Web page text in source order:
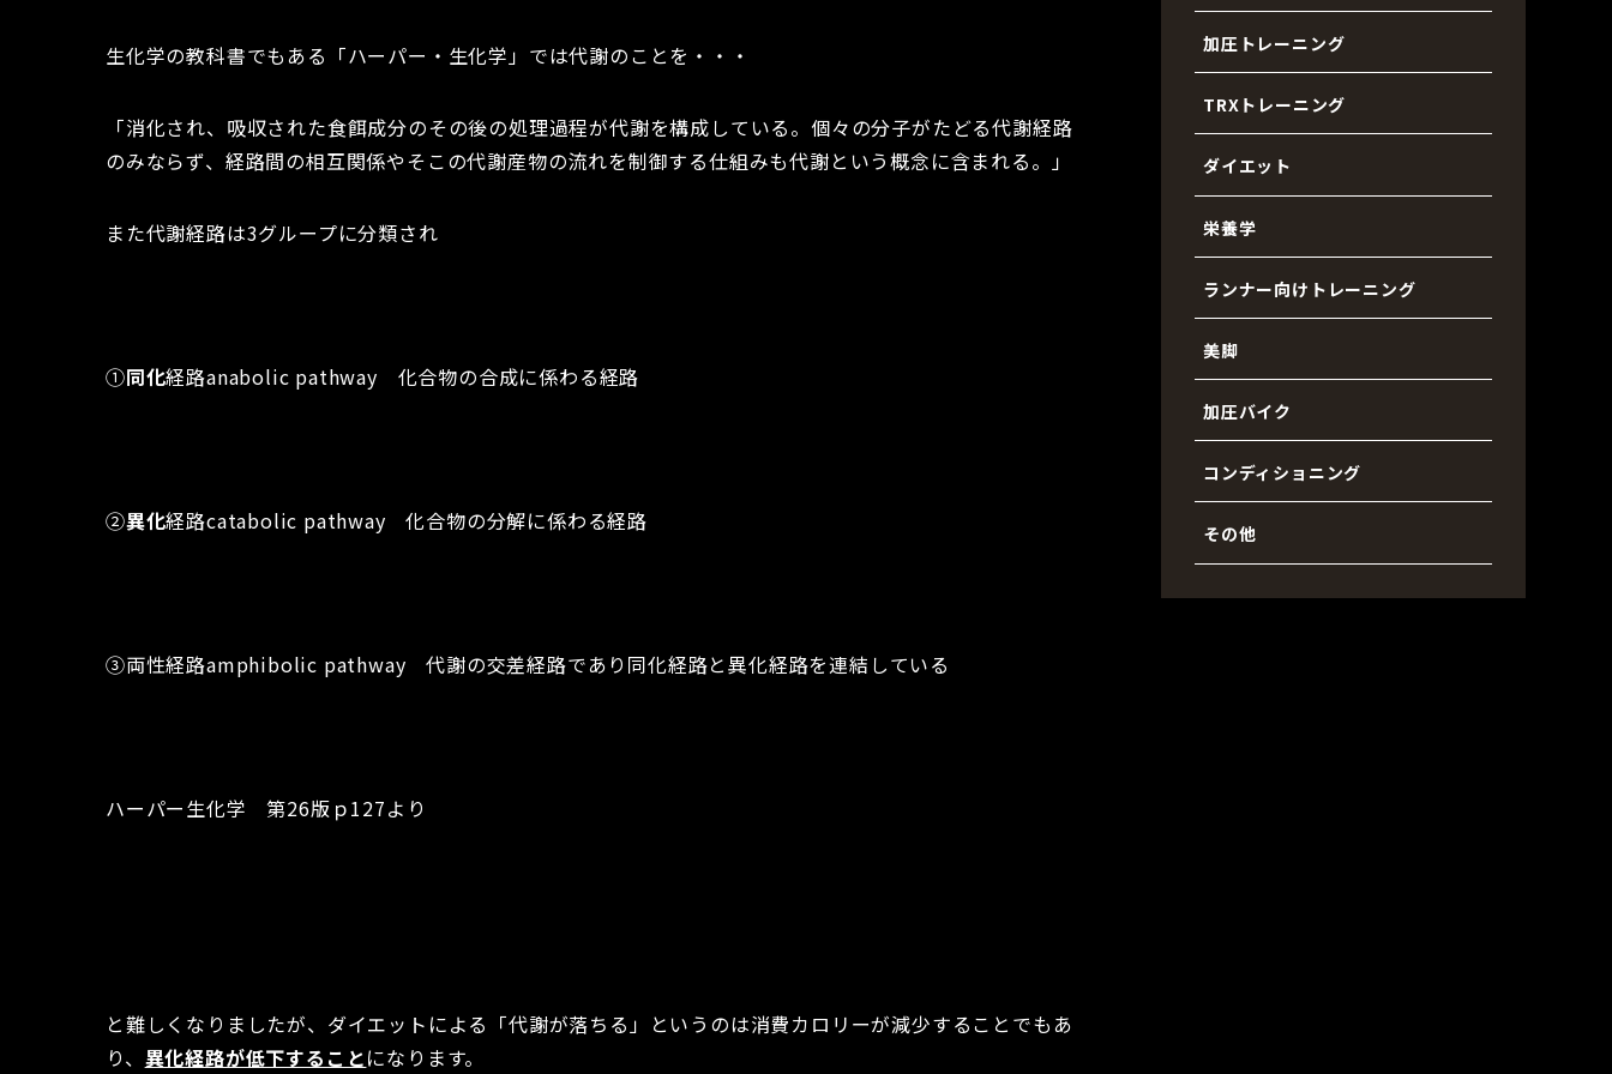
生化学の教科書でもある「ハーパー・生化学」では代謝のことを・・・
「消化され、吸収された食餌成分のその後の処理過程が代謝を構成している。個々の分子がたどる代謝経路
のみならず、経路間の相互関係やそこの代謝産物の流れを制御する仕組みも代謝という概念に含まれる。」
また代謝経路は3グループに分類され
①同化経路anabolic pathway 化合物の合成に係わる経路
②異化経路catabolic pathway 化合物の分解に係わる経路
③両性経路amphibolic pathway 代謝の交差経路であり同化経路と異化経路を連結している
ハーパー生化学 第26版ｐ127より
と難しくなりましたが、ダイエットによる「代謝が落ちる」というのは消費カロリーが減少することでもあ
り、 異化経路が低下することになります。
加圧トレーニング
TRXトレーニング
ダイエット
栄養学
ランナー向けトレーニング
美脚
加圧バイク
コンディショニング
その他